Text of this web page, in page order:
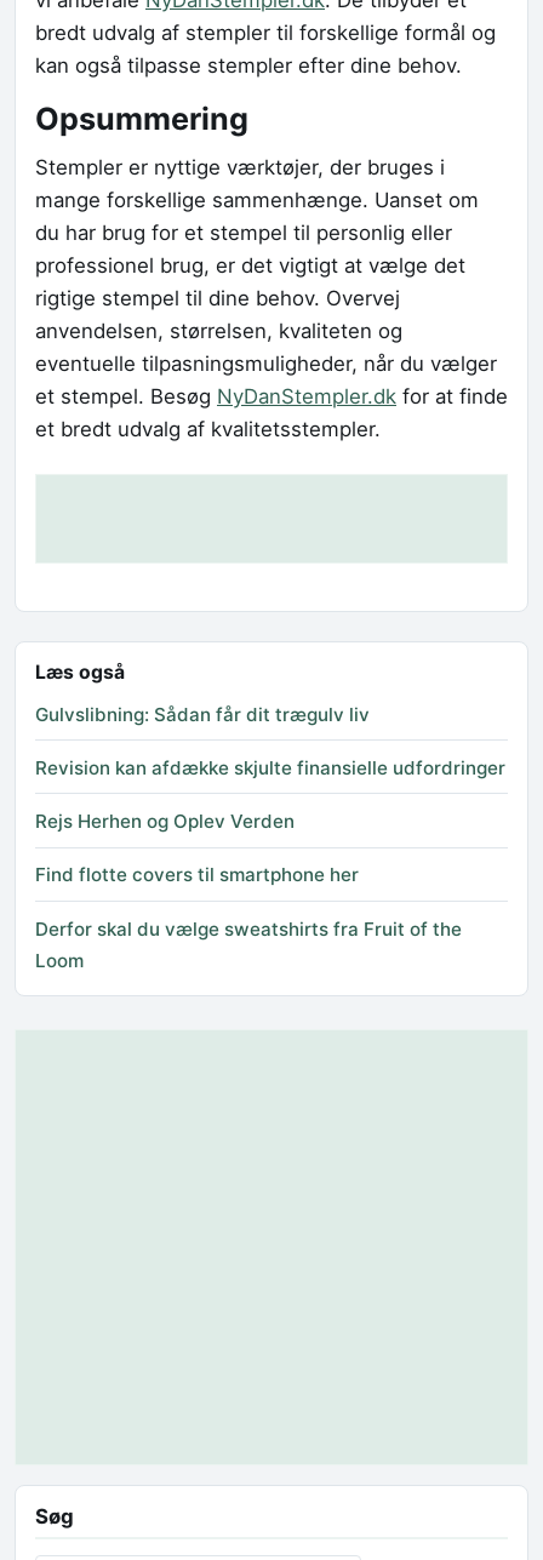
bredt udvalg af stempler til forskellige formål og
kan også tilpasse stempler efter dine behov.
Opsummering
Stempler er nyttige værktøjer, der bruges i
mange forskellige sammenhænge. Uanset om
du har brug for et stempel til personlig eller
professionel brug, er det vigtigt at vælge det
rigtige stempel til dine behov. Overvej
anvendelsen, størrelsen, kvaliteten og
eventuelle tilpasningsmuligheder, når du vælger
et stempel. Besøg NyDanStempler.dk for at finde
et bredt udvalg af kvalitetsstempler.
Læs også
Gulvslibning: Sådan får dit trægulv liv
Revision kan afdække skjulte finansielle udfordringer
Rejs Herhen og Oplev Verden
Find flotte covers til smartphone her
Derfor skal du vælge sweatshirts fra Fruit of the
Loom
Søg